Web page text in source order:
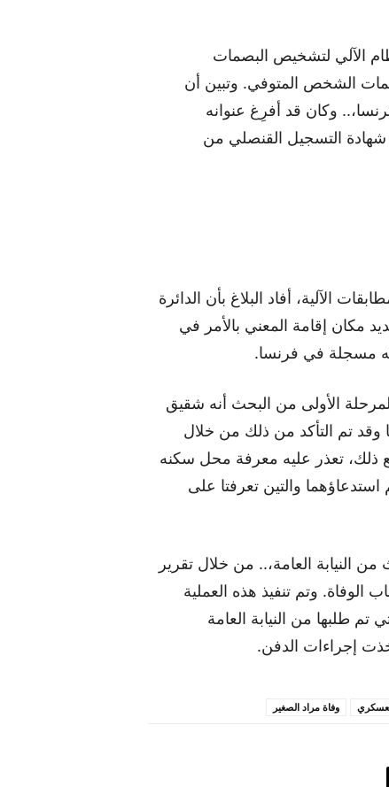
الآلي لتشخيص البصمات
الشخص المتوفي. وتبين أن
وكان قد أفرِغ عنوانه
التسجيل القنصلي من
الآلية، أفاد البلاغ بأن الدائرة
مكان إقامة المعني بالأمر في
مسجلة في فرنسا.
الأولى من البحث أنه شقيق
وقد تم التأكد من ذلك من خلال
ذلك، تعذر عليه معرفة محل سكنه
والتين تعرفتا على
النيابة العامة،.. من خلال تقرير
وتم تنفيذ هذه العملية
طلبها من النيابة العامة
إجراءات الدفن.
وفاة مراد الصغير